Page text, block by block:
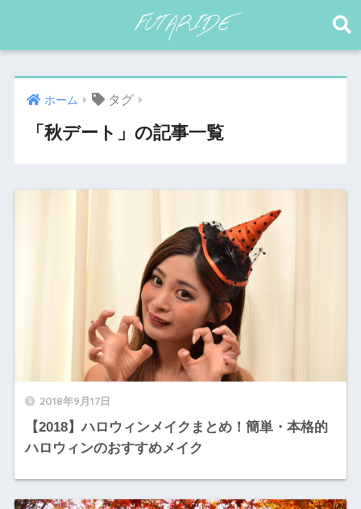
ホーム タグ
「秋デート」の記事一覧
2018年9月17日
【2018】ハロウィンメイクまとめ！簡単・本格的
ハロウィンのおすすめメイク